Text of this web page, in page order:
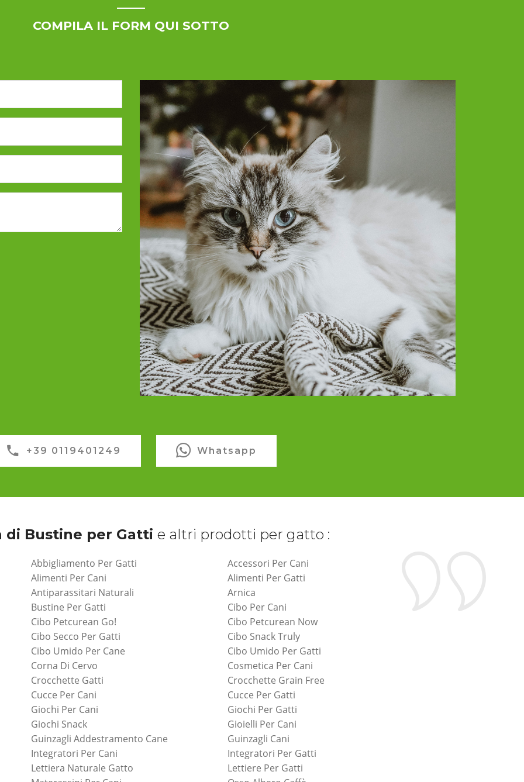
COMPILA IL FORM QUI SOTTO
+39 0119401249 Whatsapp
di Bustine per Gatti e altri prodotti per gatto :
Abbigliamento Per Gatti
Accessori Per Cani
Alimenti Per Cani
Alimenti Per Gatti
Antiparassitari Naturali
Arnica
Bustine Per Gatti
Cibo Per Cani
Cibo Petcurean Go!
Cibo Petcurean Now
Cibo Secco Per Gatti
Cibo Snack Truly
Cibo Umido Per Cane
Cibo Umido Per Gatti
Corna Di Cervo
Cosmetica Per Cani
Crocchette Gatti
Crocchette Grain Free
Cucce Per Cani
Cucce Per Gatti
Giochi Per Cani
Giochi Per Gatti
Giochi Snack
Gioielli Per Cani
Guinzagli Addestramento Cane
Guinzagli Cani
Integratori Per Cani
Integratori Per Gatti
Lettiera Naturale Gatto
Lettiere Per Gatti